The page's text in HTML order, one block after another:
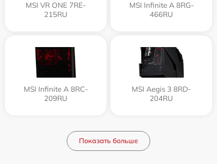
MSI VR ONE 7RE-
215RU
MSI Infinite A 8RG-
466RU
MSI Infinite A 8RC-
209RU
MSI Aegis 3 8RD-
204RU
Показать больше